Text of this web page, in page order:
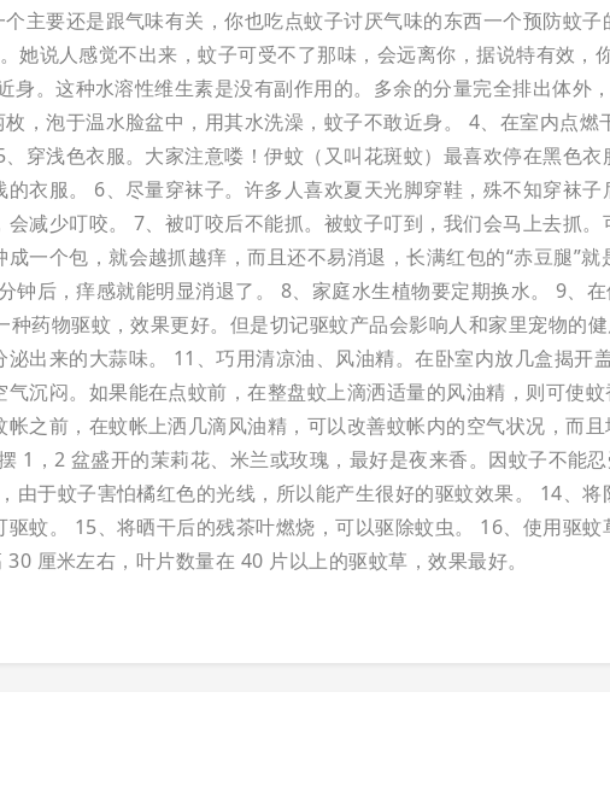
主要还是跟气味有关，你也吃点蚊子讨厌气味的东西一个预防蚊子
她说人感觉不出来，蚊子可受不了那味，会远离你，据说特有效，
身。这种水溶性维生素是没有副作用的。多余的分量完全排出体外
，泡于温水脸盆中，用其水洗澡，蚊子不敢近身。
4、在室内点燃
、穿浅色衣服。大家注意喽！伊蚊（又叫花斑蚊）最喜欢停在黑色衣
衣服。
6、尽量穿袜子。许多人喜欢夏天光脚穿鞋，殊不知穿袜子
减少叮咬。
7、被叮咬后不能抓。被蚊子叮到，我们会马上去抓。
一个包，就会越抓越痒，而且还不易消退，长满红包的“赤豆腿”就
后，痒感就能明显消退了。
8、家庭水生植物要定期换水。
9、
药物驱蚊，效果更好。但是切记驱蚊产品会影响人和家里宠物的
出来的大蒜味。
11、巧用清凉油、风油精。在卧室内放几盒揭开
沉闷。如果能在点蚊前，在整盘蚊上滴洒适量的风油精，则可使
之前，在蚊帐上洒几滴风油精，可以改善蚊帐内的空气状况，而
1，2 盆盛开的茉莉花、米兰或玫瑰，最好是夜来香。因蚊子不能
由于蚊子害怕橘红色的光线，所以能产生很好的驱蚊效果。
14、将
蚊。
15、将晒干后的残茶叶燃烧，可以驱除蚊虫。
16、使用驱蚊
厘米左右，叶片数量在 40 片以上的驱蚊草，效果最好。